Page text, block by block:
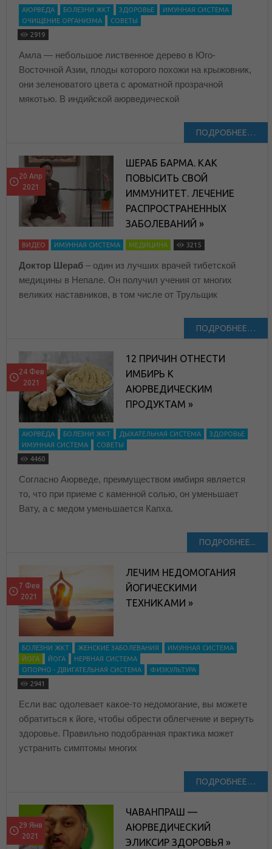
АЮРВЕДА БОЛЕЗНИ ЖКТ ЗДОРОВЬЕ
ИМУННАЯ СИСТЕМА
ОЧИЩЕНИЕ ОРГАНИЗМА
СОВЕТЫ
2919
Амла — небольшое лиственное дерево в Юго-
Восточной Азии, плоды которого похожи на крыжовник,
они зеленоватого цвета с ароматной прозрачной
мякотью. В индийской аюрведической
ПОДРОБНЕЕ…
20 Апр
2021
ШЕРАБ БАРМА. КАК
ПОВЫСИТЬ СВОЙ
ИММУНИТЕТ. ЛЕЧЕНИЕ
РАСПРОСТРАНЕННЫХ
ЗАБОЛЕВАНИЙ »
ВИДЕО ИМУННАЯ СИСТЕМА МЕДИЦИНА 3215
Доктор Шераб – один из лучших врачей тибетской
медицины в Непале. Он получил учения от многих
великих наставников, в том числе от Трульщик
ПОДРОБНЕЕ…
24 Фев
2021
12 ПРИЧИН ОТНЕСТИ
ИМБИРЬ К
АЮРВЕДИЧЕСКИМ
ПРОДУКТАМ »
АЮРВЕДА БОЛЕЗНИ ЖКТ ДЫХАТЕЛЬНАЯ СИСТЕМА
ЗДОРОВЬЕ
ИМУННАЯ СИСТЕМА
СОВЕТЫ
4460
Согласно Аюрведе, преимуществом имбиря является
то, что при приеме с каменной солью, он уменьшает
Вату, а с медом уменьшается Капха.
ПОДРОБНЕЕ...
7 Фев
2021
ЛЕЧИМ НЕДОМОГАНИЯ
ЙОГИЧЕСКИМИ
ТЕХНИКАМИ »
БОЛЕЗНИ ЖКТ ЖЕНСКИЕ ЗАБОЛЕВАНИЯ
ИМУННАЯ СИСТЕМА
ЙОГА
ЙОГА
НЕРВНАЯ СИСТЕМА
ОПОРНО - ДВИГАТЕЛЬНАЯ СИСТЕМА
ФИЗКУЛЬТУРА
2941
Если вас одолевает какое-то недомогание, вы можете
обратиться к йоге, чтобы обрести облегчение и вернуть
здоровье. Правильно подобранная практика может
устранить симптомы многих
ПОДРОБНЕЕ…
29 Янв
2021
ЧАВАНПРАШ —
АЮРВЕДИЧЕСКИЙ
ЭЛИКСИР ЗДОРОВЬЯ »